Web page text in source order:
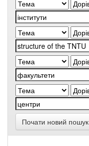
Почати новий пошук